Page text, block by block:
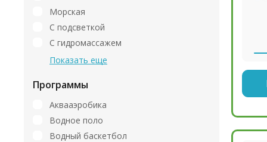
Морская
С подсветкой
С гидромассажем
Показать еще
Программы
Аквааэробика
Водное поло
Водный баскетбол